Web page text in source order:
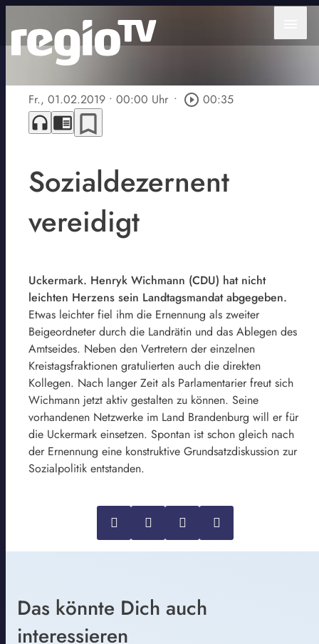
Fr., 01.02.2019 • 00:00 Uhr • play_circle_outline 00:35
headphones chrome_reader_mode bookmark_border
Sozialdezernent
vereidigt
Uckermark. Henryk Wichmann (CDU) hat nicht
leichten Herzens sein Landtagsmandat abgegeben.
Etwas leichter fiel ihm die Ernennung als zweiter
Beigeordneter durch die Landrätin und das Ablegen des
Amtseides. Neben den Vertretern der einzelnen
Kreistagsfraktionen gratulierten auch die direkten
Kollegen. Nach langer Zeit als Parlamentarier freut sich
Wichmann jetzt aktiv gestalten zu können. Seine
vorhandenen Netzwerke im Land Brandenburg will er für
die Uckermark einsetzen. Spontan ist schon gleich nach
der Ernennung eine konstruktive Grundsatzdiskussion zur
Sozialpolitik entstanden.
Das könnte Dich auch
interessieren